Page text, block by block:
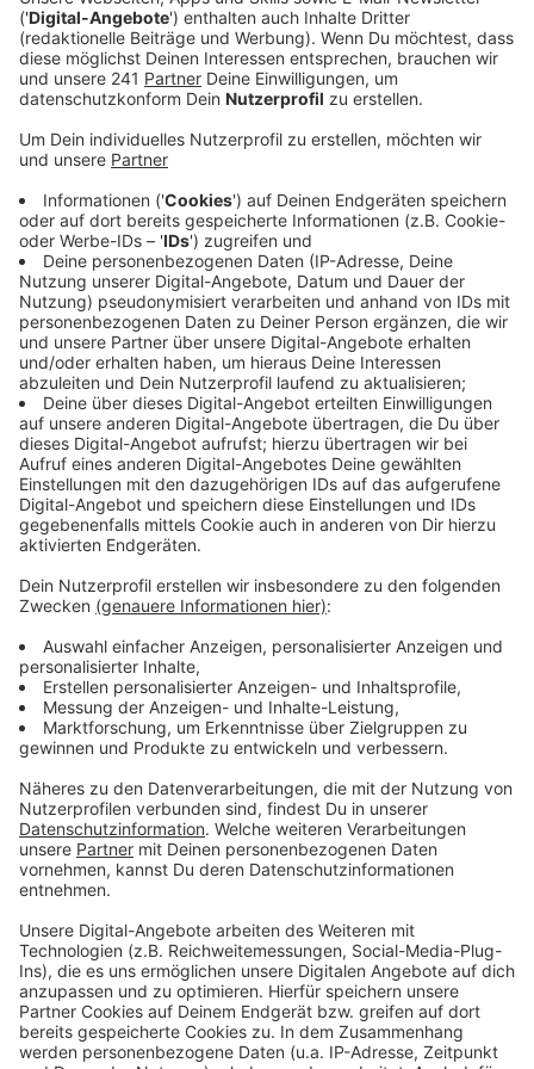
Anzeige
Es wird eine Umleitung auf der gegenüberliegenden
Fahrbahnseite geben, weil immer nur auf einer Spur
gearbeitet wird. Zwischen acht und 16.30 Uhr wird
außerdem die rechte Fahrspur im jeweiligen
Arbeitsabschnitt gesperrt, für die Bushaltestelle gibt
es einen Ersatz an der Düsseldorfer Straße. In einem
zweiten Bauabschnitt soll dann der Weg in der
Gegenrichtung in Angriff genommen werden. Bis die
gesamte Strecke zur Kaiser-Wilhelm-Allee fertig
saniert ist, könnte es bis zu einem halben Jahr dauern.
Auch barrierefreie Bushaltestellen auf der Strecke
gehören mit zum Umbauplan.
Anzeige
Mehr Meldungen aus Leverkusen
Wahlkampfauftakt in Leverkusen: Plakate und
Veranstaltungen
Bundestagswahl in Leverkusen: Parteien starten
Wahlkampf
50 Jahre Leverkusen: Ausstellung von Leverkusener
Künstlern
Anzeige